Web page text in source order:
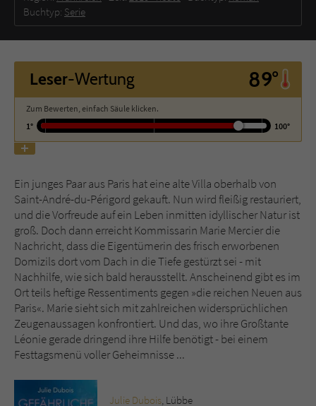
Buchtyp: Serie
Leser-Wertung 89°
Zum Bewerten, einfach Säule klicken.
1°
100°
Ein junges Paar aus Paris hat eine alte Villa oberhalb von
Saint-André-du-Périgord gekauft. Nun wird fleißig restauriert,
und die Vorfreude auf ein Leben inmitten idyllischer Natur ist
groß. Doch dann erreicht Kommissarin Marie Mercier die
Nachricht, dass die Eigentümerin des frisch erworbenen
Domizils dort vom Dach in die Tiefe gestürzt sei - mit
Nachhilfe, wie sich bald herausstellt. Anscheinend gibt es im
Ort teils heftige Ressentiments gegen »die reichen Neuen aus
Paris«. Marie sieht sich mit zahlreichen widersprüchlichen
Zeugenaussagen konfrontiert. Und das, wo ihre Großtante
Léonie gerade dringend ihre Hilfe benötigt - bei einem
Festtagsmenü voller Geheimnisse ...
Julie Dubois, Lübbe
Laufzeit 1 Jahr
Zweck Cookie für Kommentare einzelner Buchtitel
Name fe_typo_user
Anbieter Literatur-Couch Medien GmbH & Co. KG
Laufzeit Session
Zweck
Dieses Cookie gewährleistet die
Kommunikation der Webseite mit dem
Benutzer. Es wird benötigt um z. B. den
Sicherheitscode des Kontaktformulars zu
überprüfen.